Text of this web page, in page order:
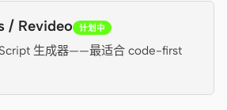
/ Revideo 计划中
生成器——最适合 code-first